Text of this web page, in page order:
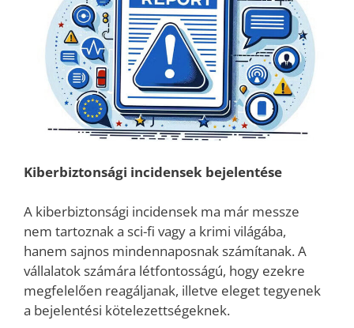
Kiberbiztonsági incidensek bejelentése
A kiberbiztonsági incidensek ma már messze
nem tartoznak a sci-fi vagy a krimi világába,
hanem sajnos mindennaposnak számítanak. A
vállalatok számára létfontosságú, hogy ezekre
megfelelően reagáljanak, illetve eleget tegyenek
a bejelentési kötelezettségeknek.